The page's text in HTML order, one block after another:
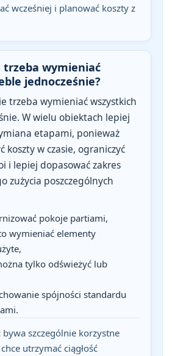
wcześniej i planować koszty z
trzeba wymieniać
jednocześnie?
trzeba wymieniać wszystkich
W wielu obiektach lepiej
etapami, ponieważ
koszty w czasie, ograniczyć
i lepiej dopasować zakres
zużycia poszczególnych
pokoje partiami,
wymieniać elementy
tylko odświeżyć lub
spójności standardu
bywa szczególnie korzystne
utrzymać ciągłość